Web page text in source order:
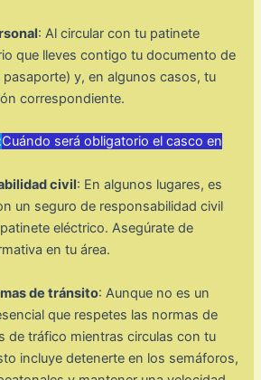
: Al circular con tu patinete
que lleves contigo tu documento de
y, en algunos casos, tu
correspondiente.
Cuándo será obligatorio el casco en
civil: En algunos lugares, es
un seguro de responsabilidad civil
eléctrico. Asegúrate de
en tu área.
de tránsito: Aunque no es un
que respetes las normas de
de tráfico mientras circulas con tu
incluye detenerte en los semáforos,